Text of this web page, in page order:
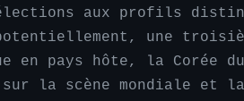
aux profils
une
en pays hôte, la Corée
la scène mondiale et la